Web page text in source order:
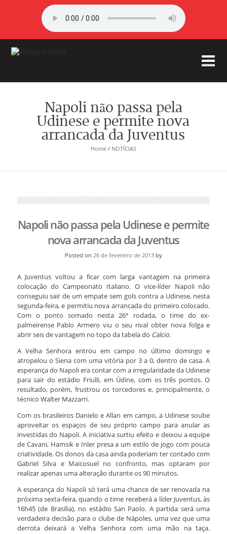
Napoli não passa pela
Udinese e permite nova
arrancada da Juventus
Home/ NOTÍCIAS
Napoli não passa pela Udinese e permite
nova arrancada da Juventus
Posted on 26 de fevereiro de 2013 by
A Juventus voltou a ficar com larga vantagem na primeira
colocação do Campeonato Italiano. O vice-líder Napoli não
conseguiu sair de um empate sem gols contra a Udinese, nesta
segunda-feira, e permitiu nova arrancada do primeiro colocado.
Com o ponto somado nesta 26ª rodada, o time do ex-
palmeirense Pablo Armero viu o seu rival obter nova folga e
abrir seis de vantagem no topo da tabela do Calcio.
A Velha Senhora entrou em campo no último domingo e
atropelou o Siena com uma vitória por 3 a 0, dentro de casa. A
esperança do Napoli era contar com a irregularidade da Udinese
para sair do estádio Friulli, em Údine, com os três pontos. O
resultado, porém, frustrou os torcedores e, principalmente, o
técnico Walter Mazzarri.
Com os brasileiros Danielo e Allan em campo, a Udinese soube
aproveitar os espaços de seu próprio campo para anular as
investidas do Napoli. A iniciativa surtiu efeito e deixou a equipe
de Cavani, Hamsik e Inler presa a um estilo de jogo com pouca
criatividade. Os donos da casa ainda poderiam ter contado com
Gabriel Silva e Maicosuel no confronto, mas optaram por
realizar apenas uma alteração durante os 90 minutos.
A esperança do Napoli só terá uma chance de ser renovada na
próxima sexta-feira, quando o time receberá a líder Juventus, às
16h45 (de Brasília), no estádio San Paolo. A partida será uma
verdadeira decisão para o clube de Nápoles, uma vez que uma
derrota deixará a Velha Senhora com uma mão na taça.